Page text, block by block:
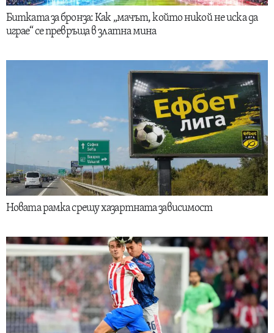
Битката за бронза: Как „мачът, който никой не иска да
играе“ се превръща в златна мина
Новата рамка срещу хазартната зависимост